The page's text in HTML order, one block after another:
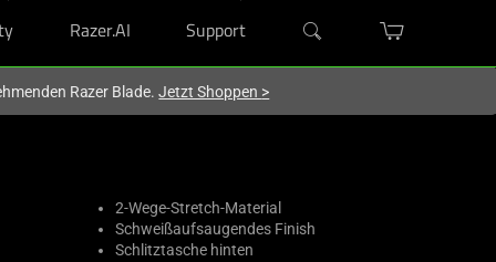
Razer.AI Support
Razer Blade.Jetzt Shoppen >
2-Wege-Stretch-Material
Schweißaufsaugendes Finish
Schlitztasche hinten